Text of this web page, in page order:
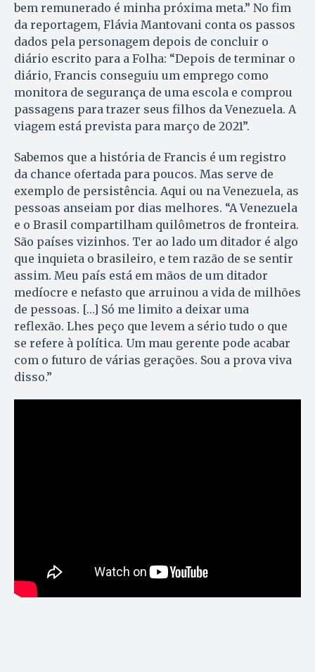
bem remunerado é minha próxima meta.” No fim
da reportagem, Flávia Mantovani conta os passos
dados pela personagem depois de concluir o
diário escrito para a Folha: “Depois de terminar o
diário, Francis conseguiu um emprego como
monitora de segurança de uma escola e comprou
passagens para trazer seus filhos da Venezuela. A
viagem está prevista para março de 2021”.
Sabemos que a história de Francis é um registro
da chance ofertada para poucos. Mas serve de
exemplo de persistência. Aqui ou na Venezuela, as
pessoas anseiam por dias melhores. “A Venezuela
e o Brasil compartilham quilômetros de fronteira.
São países vizinhos. Ter ao lado um ditador é algo
que inquieta o brasileiro, e tem razão de se sentir
assim. Meu país está em mãos de um ditador
medíocre e nefasto que arruinou a vida de milhões
de pessoas. […] Só me limito a deixar uma
reflexão. Lhes peço que levem a sério tudo o que
se refere à política. Um mau gerente pode acabar
com o futuro de várias gerações. Sou a prova viva
disso.”